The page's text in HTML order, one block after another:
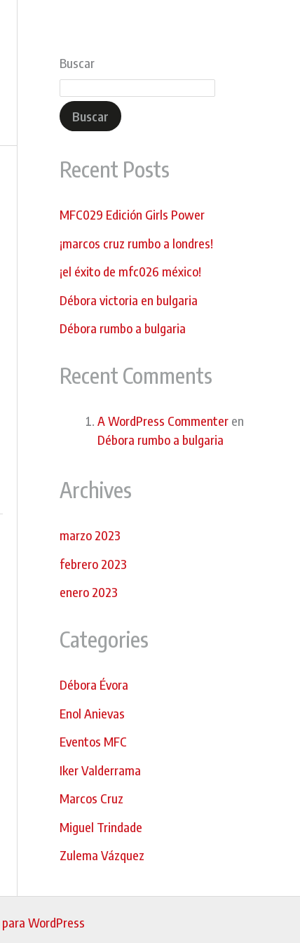
Buscar
Buscar
Recent Posts
MFC029 Edición Girls Power
¡marcos cruz rumbo a londres!
¡el éxito de mfc026 méxico!
Débora victoria en bulgaria
Débora rumbo a bulgaria
Recent Comments
A WordPress Commenteren
Débora rumbo a bulgaria
Archives
marzo 2023
febrero 2023
enero 2023
Categories
Débora Évora
Enol Anievas
Eventos MFC
Iker Valderrama
Marcos Cruz
Miguel Trindade
Zulema Vázquez
WordPress